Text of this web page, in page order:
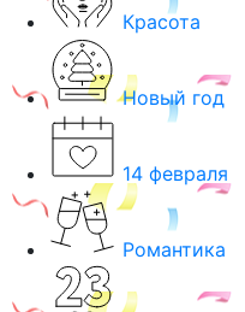
Красота
Новый год
14 февраля
Романтика